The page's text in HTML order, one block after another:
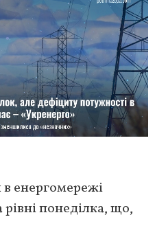
енергомережі
понеділка, що,